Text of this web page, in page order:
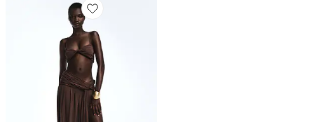
Favorite JUPE EMIL